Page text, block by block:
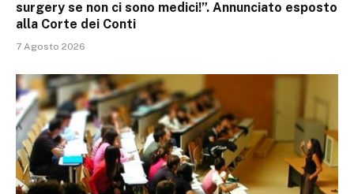
surgery se non ci sono medici!”. Annunciato esposto
alla Corte dei Conti
7 Agosto 2026